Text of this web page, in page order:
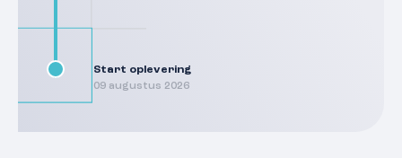
Start oplevering
09 augustus 2026